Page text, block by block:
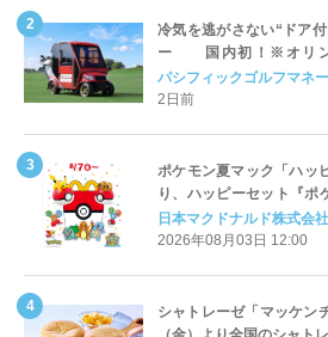
冷気を逃がさない“ドア
ー 国内初！※オリン
Cart（エアコンカート
パシフィックゴルフマネ
2日前
ポケモン夏マック「ハッ
り、ハッピーセット『ポ
定登場
日本マクドナルド株式会社
2026年08月03日 12:00
シャトレーゼ「マッケン